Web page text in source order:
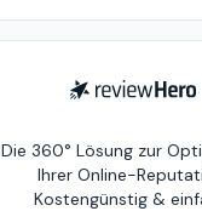
ReviewHero
Die 360° Lösung zur
Ihrer Online-
Kostengünstig &